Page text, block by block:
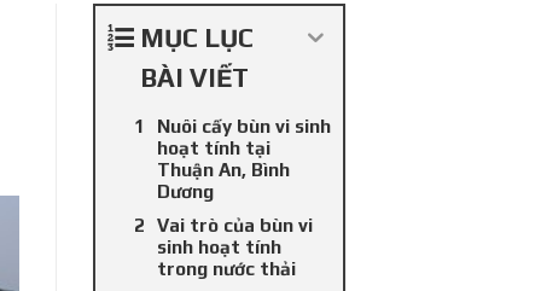
MỤC LỤC
BÀI VIẾT
Nuôi cấy bùn vi sinh
hoạt tính tại
Thuận An, Bình
Dương
Vai trò của bùn vi
sinh hoạt tính
trong nước thải